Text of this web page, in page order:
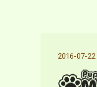
2016-07-22